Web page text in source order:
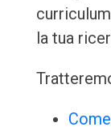
la tua